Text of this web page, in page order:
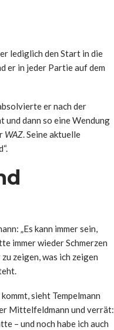
lediglich den Start in die
er in jeder Partie auf dem
er nach der
und dann so eine Wendung
WAZ. Seine aktuelle
„Es kann immer sein,
immer wieder Schmerzen
zeigen, was ich zeigen
sieht Tempelmann
Mittelfeldmann und verrät:
– und noch habe ich auch